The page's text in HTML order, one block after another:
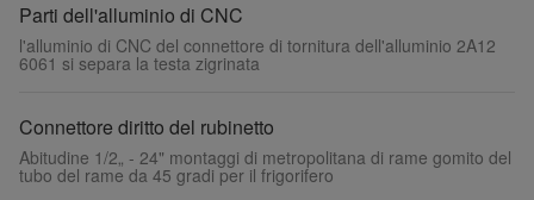
Parti dell'alluminio di CNC
l'alluminio di CNC del connettore di tornitura dell'alluminio 2A12
6061 si separa la testa zigrinata
Connettore diritto del rubinetto
Abitudine 1/2„ - 24" montaggi di metropolitana di rame gomito del
tubo del rame da 45 gradi per il frigorifero